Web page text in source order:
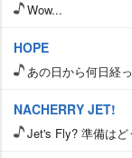
Wow...
HOPE
あの日から何日経
NACHERRY JET!
Jet's Fly? 準備はど